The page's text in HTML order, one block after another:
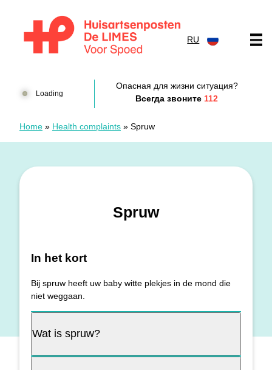
RU
Loading
Опасная для жизни ситуация?
Всегда звоните 112
Home » Health complaints » Spruw
Spruw
In het kort
Bij spruw heeft uw baby witte plekjes in de mond die
niet weggaan.
Wat is spruw?